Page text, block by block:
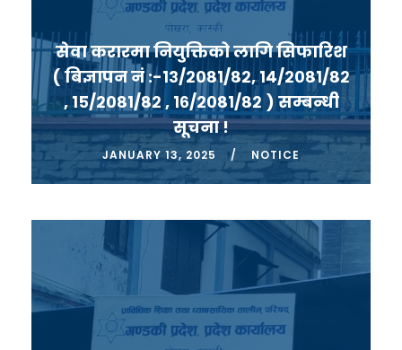
सेवा करारमा नियुक्तिको लागि सिफारिश
( बिज्ञापन नं :-१३/२०८१/८२, १४/२०८१/८२
, १५/२०८१/८२ , १६/२०८१/८२ ) सम्बन्धी
सूचना !
JANUARY 13, 2025 NOTICE